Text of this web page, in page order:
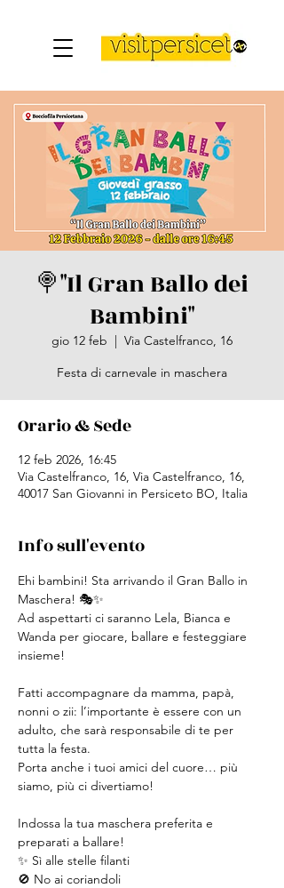
🍭"Il Gran Ballo dei
Bambini"
gio 12 feb
  |
Via Castelfranco, 16
Festa di carnevale in maschera
Orario & Sede
12 feb 2026, 16:45
Via Castelfranco, 16, Via Castelfranco, 16,
40017 San Giovanni in Persiceto BO, Italia
Info sull'evento
Ehi bambini! Sta arrivando il Gran Ballo in
Maschera! 🎭✨
Ad aspettarti ci saranno Lela, Bianca e
Wanda per giocare, ballare e festeggiare
insieme!
Fatti accompagnare da mamma, papà,
nonni o zii: l’importante è essere con un
adulto, che sarà responsabile di te per
tutta la festa.
Porta anche i tuoi amici del cuore… più
siamo, più ci divertiamo!
Indossa la tua maschera preferita e
preparati a ballare!
✨ Sì alle stelle filanti
🚫 No ai coriandoli